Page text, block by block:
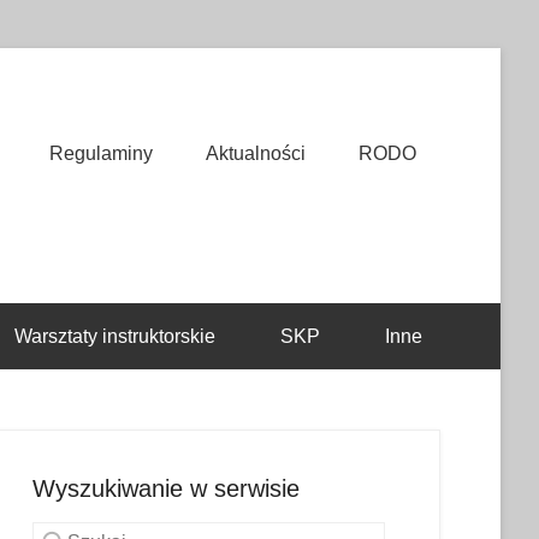
Regulaminy Aktualności RODO
Warsztaty instruktorskie SKP Inne
Wyszukiwanie w serwisie